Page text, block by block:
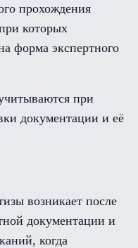
прохождения
которых
форма экспертного
при
документации и её
возникает после
документации и
когда